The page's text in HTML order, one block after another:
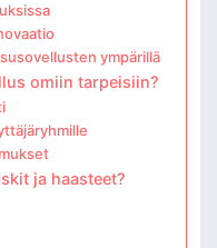
ympärillä
omiin tarpeisiin?
ja haasteet?